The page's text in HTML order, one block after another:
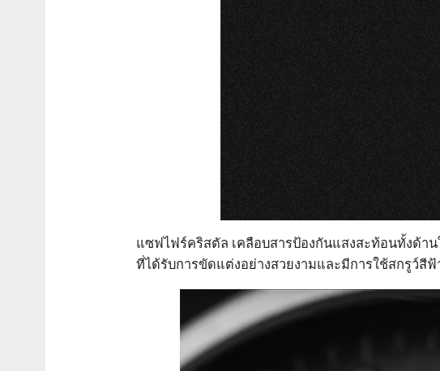
แซฟไฟร์คริสตัล เคลือบสารป้องกันแสงสะท้อนทั้งด้า
ที่ได้รับการขัดแต่งอย่างสวยงามและมีการใช้สกรูว์สี